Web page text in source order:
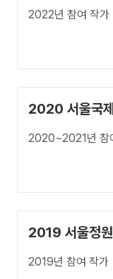
2022년 참여 작가
2020 서울국
2020~2021년 참
2019 서울정
2019년 참여 작가